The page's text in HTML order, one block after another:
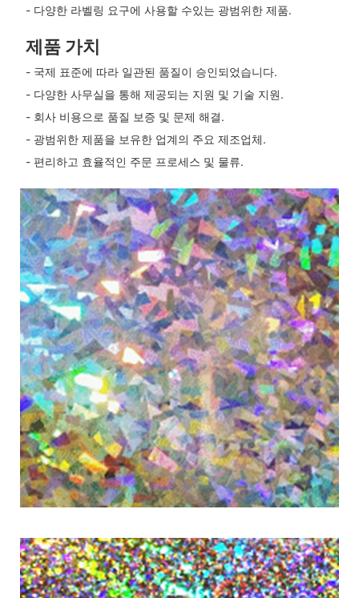
- 다양한 라벨링 요구에 사용할 수있는 광범위한 제품.
제품 가치
- 국제 표준에 따라 일관된 품질이 승인되었습니다.
- 다양한 사무실을 통해 제공되는 지원 및 기술 지원.
- 회사 비용으로 품질 보증 및 문제 해결.
- 광범위한 제품을 보유한 업계의 주요 제조업체.
- 편리하고 효율적인 주문 프로세스 및 물류.